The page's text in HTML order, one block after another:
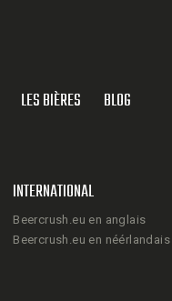
LES BIÈRES BLOG
INTERNATIONAL
Beercrush.eu en anglais
Beercrush.eu en néérlandais